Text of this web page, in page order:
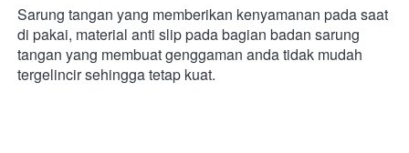
Sarung tangan yang memberikan kenyamanan pada saat
di pakai, material anti slip pada bagian badan sarung
tangan yang membuat genggaman anda tidak mudah
tergelincir sehingga tetap kuat.